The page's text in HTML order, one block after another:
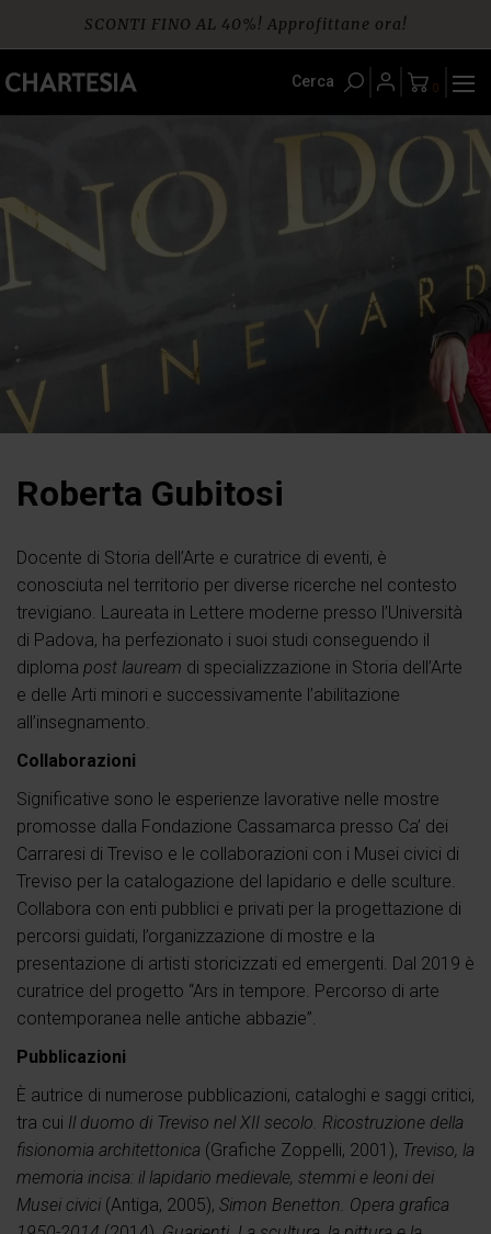
content
SCONTI FINO AL 40%! Approfittane ora!
Spedizione gratuita per ordini da € 60
Cerca 0
Roberta Gubitosi
Docente di Storia dell’Arte e curatrice di eventi, è
conosciuta nel territorio per diverse ricerche nel contesto
trevigiano. Laureata in Lettere moderne presso l’Università
di Padova, ha perfezionato i suoi studi conseguendo il
diploma post lauream di specializzazione in Storia dell’Arte
e delle Arti minori e successivamente l’abilitazione
all’insegnamento.
Collaborazioni
Significative sono le esperienze lavorative nelle mostre
promosse dalla Fondazione Cassamarca presso Ca’ dei
Carraresi di Treviso e le collaborazioni con i Musei civici di
Treviso per la catalogazione del lapidario e delle sculture.
Collabora con enti pubblici e privati per la progettazione di
percorsi guidati, l’organizzazione di mostre e la
presentazione di artisti storicizzati ed emergenti. Dal 2019 è
curatrice del progetto “Ars in tempore. Percorso di arte
contemporanea nelle antiche abbazie”.
Pubblicazioni
È autrice di numerose pubblicazioni, cataloghi e saggi critici,
tra cui Il duomo di Treviso nel XII secolo. Ricostruzione della
fisionomia architettonica (Grafiche Zoppelli, 2001), Treviso, la
memoria incisa: il lapidario medievale, stemmi e leoni dei
Musei civici (Antiga, 2005), Simon Benetton. Opera grafica